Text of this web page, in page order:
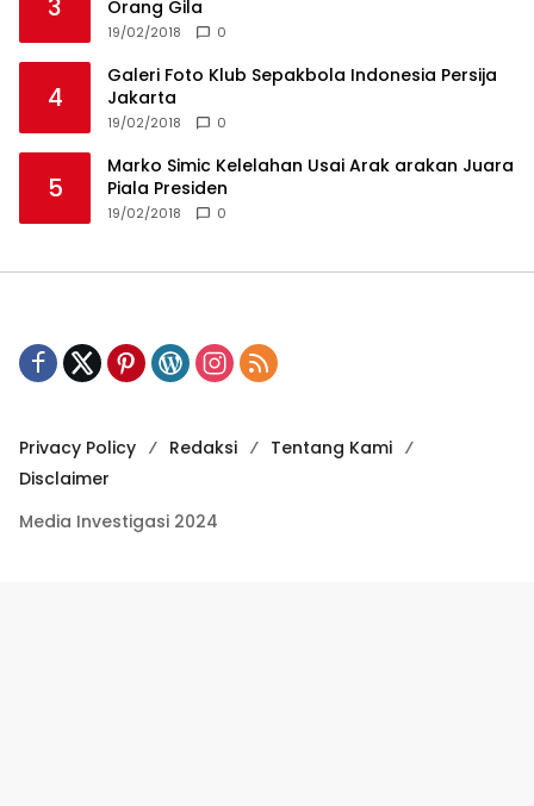
3
Orang Gila
19/02/2018 0
4
Galeri Foto Klub Sepakbola Indonesia Persija
Jakarta
19/02/2018 0
5
Marko Simic Kelelahan Usai Arak arakan Juara
Piala Presiden
19/02/2018 0
Privacy Policy Redaksi
Tentang Kami
Disclaimer
Media Investigasi 2024